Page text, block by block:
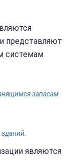
представляют
системам
запасам
являются